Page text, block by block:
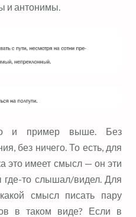
и антонимы.
и пример выше. Без
без ничего. То есть, для
это имеет смысл — он эти
то слышал/видел. Для
какой смысл писать пару
в таком виде? Если в